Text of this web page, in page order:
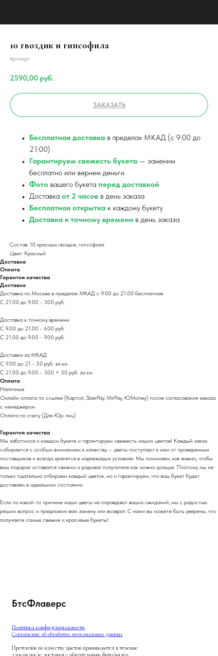
10 гвоздик и гипсофила
Артикул:
2590,00 руб.
ЗАКАЗАТЬ
Бесплатная доставка в пределах МКАД (с 9:00 до
21:00)
Гарантируем свежесть букета — заменим
бесплатно или вернем деньги
Фото вашего букета перед доставкой
Доставка от 2 часов в день заказа
Бесплатная открытка к каждому букету
Доставка к точному времени в день заказа
Состав: 10 красныз гвоздик, гипсофила
Цвет: Красный
Доставка
Оплата
Гарантия качества
Доставка
Доставка по Москве в пределах МКАД с 9.00 до 21.00 бесплатная
С 21.00 до 9.00 - 300 руб.
Доставка к точному времени
С 9.00 до 21.00 - 600 руб.
С 21.00 до 9.00 - 900 руб.
Доставка за МКАД
С 9.00 до 21 - 50 руб. за км
С 21.00 до 9.00 - 300 + 50 руб. за км
Оплата
Наличные
Онлайн оплата по ссылке (Картой, SberPay, MirPay, ЮMoney) после согласования заказа
с менеджером
Оплата по счету (Для Юр. лиц)
Гарантия качества
Мы заботимся о каждом букете и гарантируем свежесть наших цветов! Каждый заказ
собирается с особым вниманием к качеству – цветы поступают к нам от проверенных
поставщиков и всегда хранятся в надлежащих условиях. Мы понимаем, как важно, чтобы
ваш подарок оставался свежим и радовал получателя как можно дольше. Поэтому мы не
только тщательно отбираем каждый цветок, но и гарантируем, что ваш букет будет
доставлен в идеальном состоянии.
Если по какой-то причине наши цветы не оправдают ваших ожиданий, мы с радостью
решим вопрос и предложим вам замену или возврат. С нами вы можете быть уверены, что
получаете самые свежие и красивые букеты!
БтсФлаверс
Политика конфиденциальности
Соглашение об обработке персональных данных
Претензии по качеству цветов принимаются в течение
2 часов после доставки с обязательным фото/видео